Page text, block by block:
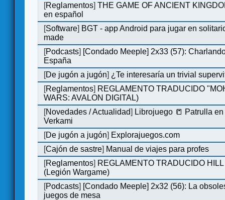
[Reglamentos]THE GAME OF ANCIENT
en español
[Software] BGT - app Android para jugar en
made
[Podcasts] [Condado Meeple] 2x33 (57):
España
[De jugón a jugón] ¿Te interesaría un trivial
[Reglamentos] REGLAMENTO TRADUCIDO
WARS: AVALON DIGITAL)
[Novedades / Actualidad] Librojuego 📒 Patrulla
Verkami
[De jugón a jugón] Explorajuegos.com
[Cajón de sastre] Manual de viajes para profes
[Reglamentos] REGLAMENTO TRADUCIDO
(Legión Wargame)
[Podcasts] [Condado Meeple] 2x32 (56): La
juegos de mesa